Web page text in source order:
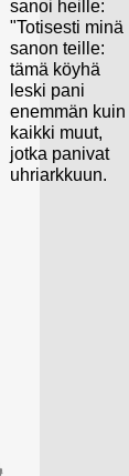
sanoi heille:
"Totisesti minä
sanon teille:
tämä köyhä
leski pani
enemmän kuin
kaikki muut,
jotka panivat
uhriarkkuun.